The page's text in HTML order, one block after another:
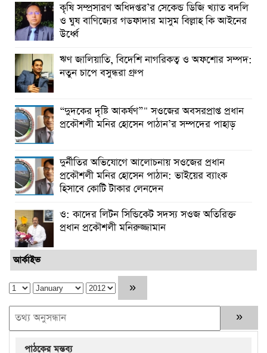
কৃষি সম্প্রসারণ অধিদপ্তর’র সেকেন্ড ডিজি খ্যাত বদলি
ও ঘুষ বাণিজ্যের গডফাদার মাসুম বিল্লাহ কি আইনের
উর্ধ্বে
ঋণ জালিয়াতি, বিদেশি নাগরিকত্ব ও অফশোর সম্পদ:
নতুন চাপে বসুন্ধরা গ্রুপ
“দুদকের দৃষ্টি আকর্ষণ”" সওজের অবসরপ্রাপ্ত প্রধান
প্রকৌশলী মনির হোসেন পাঠান’র সম্পদের পাহাড়
দুর্নীতির অভিযোগে আলোচনায় সওজের প্রধান
প্রকৌশলী মনির হোসেন পাঠান: ভাইয়ের ব্যাংক
হিসাবে কোটি টাকার লেনদেন
ও: কাদের লিটন সিন্ডিকেট সদস্য সওজ অতিরিক্ত
প্রধান প্রকৌশলী মনিরুজ্জামান
আর্কাইভ
পাঠকের মন্তব্য